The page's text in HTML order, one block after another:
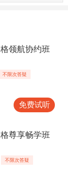
领航协约班
不限次答疑
免费试听
尊享畅学班
不限次答疑